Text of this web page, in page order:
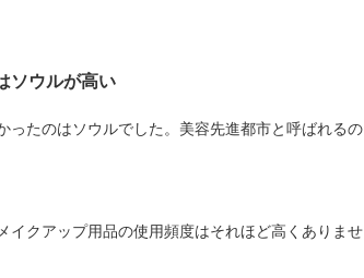
ソウルが高い
ったのはソウルでした。美容先進都市と呼ばれるの
クアップ用品の使用頻度はそれほど高くありませ